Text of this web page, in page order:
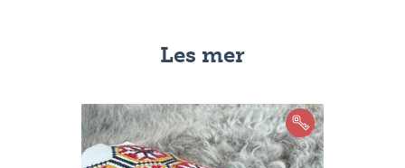
Les mer